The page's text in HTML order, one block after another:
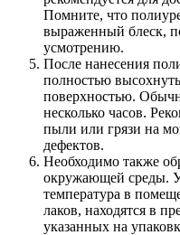
Помните, что
выраженный блеск,
усмотрению.
После нанесения
полностью
поверхностью.
несколько часов.
пыли или грязи на
дефектов.
Необходимо также
окружающей среды.
температура в
лаков, находятся в
указанных на